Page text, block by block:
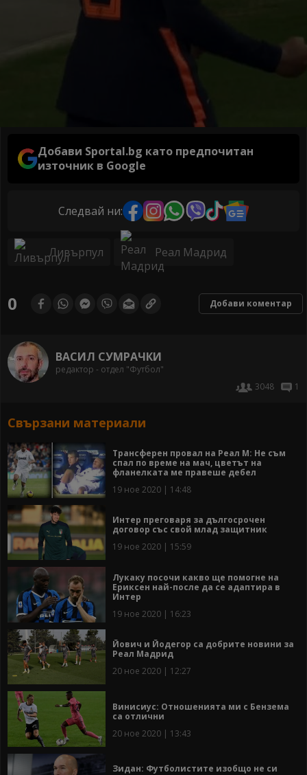
Добави Sportal.bg като предпочитан
източник в Google
Следвай ни:
Ливърпул Реал Мадрид
0 Добави коментар
ВАСИЛ СУМРАЧКИ
редактор - отдел "Футбол"
3048
1
Свързани материали
Трансферен провал на Реал М: Не съм
спал по време на мач, цветът на
фланелката ме правеше дебел
19 ное 2020 | 14:48
Интер преговаря за дългосрочен
договор със свой млад защитник
19 ное 2020 | 15:59
Лукаку посочи какво ще помогне на
Ериксен най-после да се адаптира в
Интер
19 ное 2020 | 16:23
Йович и Йодегор са добрите новини за
Реал Мадрид
20 ное 2020 | 12:27
Винисиус: Отношенията ми с Бензема
са отлични
20 ное 2020 | 13:43
Зидан: Футболистите изобщо не си